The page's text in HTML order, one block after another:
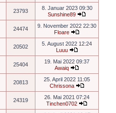
23793
8. Januar 2023 09:30
Sunshine89
24474
9. November 2022 22:30
Floare
20502
5. August 2022 12:24
Luuu
25404
19. Mai 2022 09:37
Awaiq
20813
25. April 2022 11:05
Chrissona
24319
26. Mai 2021 07:24
Tinchen0702